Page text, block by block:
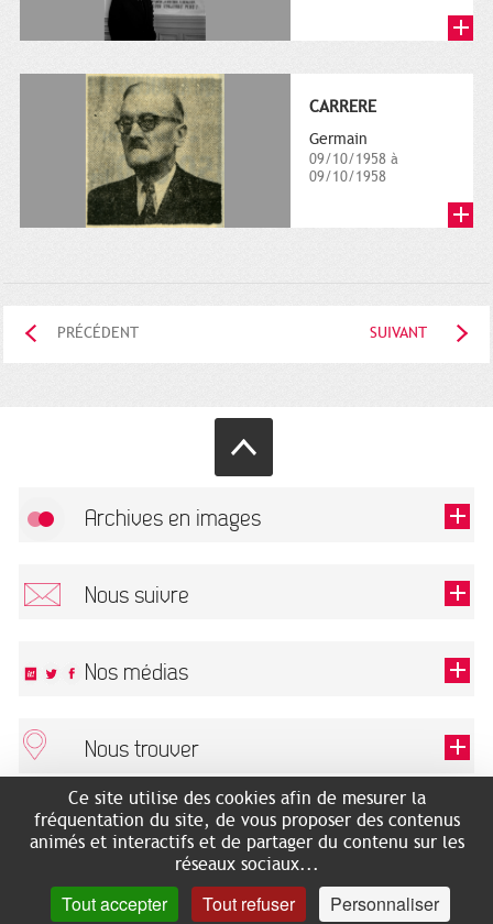
CARRERE
Germain
09/10/1958 à
09/10/1958
PRÉCÉDENT SUIVANT
Archives en images
Nous suivre
Ce champ est exigé.
Nos médias
Nous trouver
ARCHIVES MUNICIPALES
2 rue des Archives
Accès mobilité réduite :
7 avenue de Bellevue
RECHERCHES GÉNÉALOGIQUES
NOUS CONNAÎTRE
SERVICE ÉDUCATIF
LES ARCHIVES EN LIGNE
HISTOIRE DE TOULOUSE
Ce site utilise des cookies afin de mesurer la
fréquentation du site, de vous proposer des contenus
animés et interactifs et de partager du contenu sur les
réseaux sociaux...
Tout accepter Tout refuser Personnaliser